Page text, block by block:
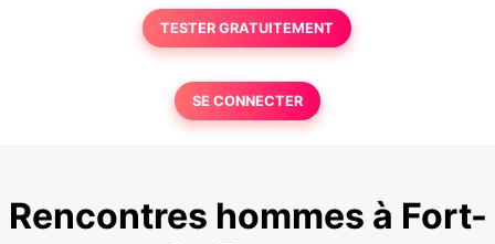
TESTER GRATUITEMENT
SE CONNECTER
Rencontres hommes à Fort-